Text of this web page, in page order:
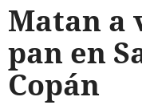
Matan a
pan en
Copán